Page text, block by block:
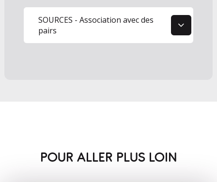
SOURCES - Association avec des
pairs
POUR ALLER PLUS LOIN